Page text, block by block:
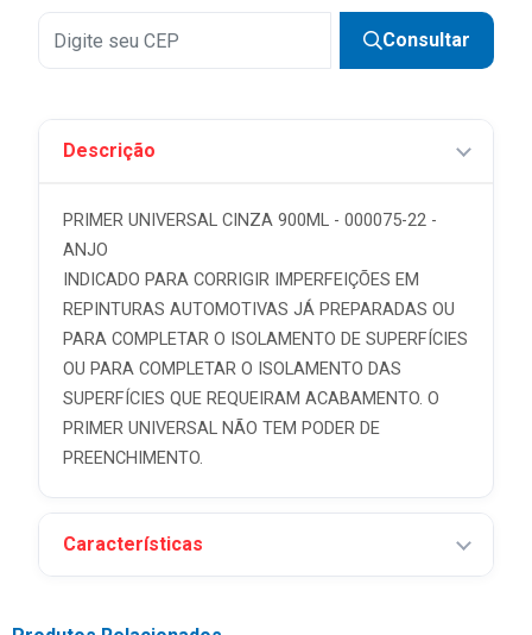
Consultar
Descrição
PRIMER UNIVERSAL CINZA 900ML - 000075-22 -
ANJO
INDICADO PARA CORRIGIR IMPERFEIÇÕES EM
REPINTURAS AUTOMOTIVAS JÁ PREPARADAS OU
PARA COMPLETAR O ISOLAMENTO DE SUPERFÍCIES
OU PARA COMPLETAR O ISOLAMENTO DAS
SUPERFÍCIES QUE REQUEIRAM ACABAMENTO. O
PRIMER UNIVERSAL NÃO TEM PODER DE
PREENCHIMENTO.
Características